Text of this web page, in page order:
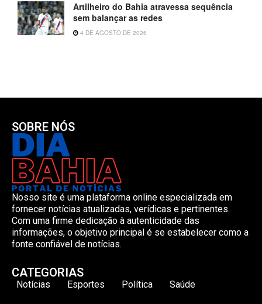
Artilheiro do Bahia atravessa sequência
sem balançar as redes
4 DE AGOSTO DE 2026
SOBRE NÓS
Nosso site é uma plataforma online especializada em
fornecer notícias atualizadas, verídicas e pertinentes.
Com uma firme dedicação à autenticidade das
informações, o objetivo principal é se estabelecer como a
fonte confiável de notícias.
CATEGORIAS
Notícias Esportes Política Saúde